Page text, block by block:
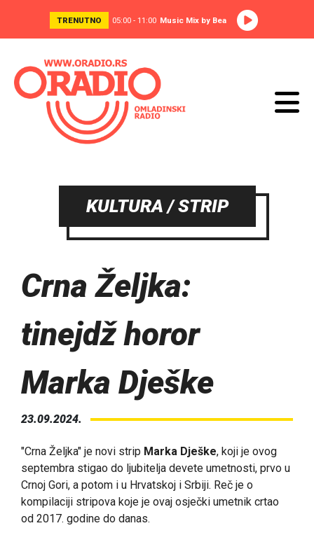
TRENUTNO 05:00 - 11:00 Music Mix by Bea
KULTURA / STRIP
Crna Željka:
tinejdž horor
Marka Dješke
23.09.2024.
"Crna Željka" je novi strip Marka Dješke, koji je ovog
septembra stigao do ljubitelja devete umetnosti, prvo u
Crnoj Gori, a potom i u Hrvatskoj i Srbiji. Reč je o
kompilaciji stripova koje je ovaj osječki umetnik crtao
od 2017. godine do danas.